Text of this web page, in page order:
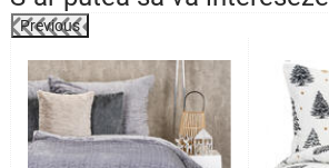
Previous